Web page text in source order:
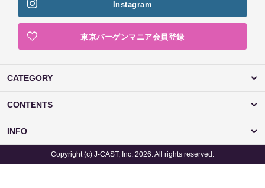
Instagram
東京バーゲンマニア会員登録
CATEGORY
CONTENTS
INFO
Copyright (c) J-CAST, Inc. 2026. All rights reserved.